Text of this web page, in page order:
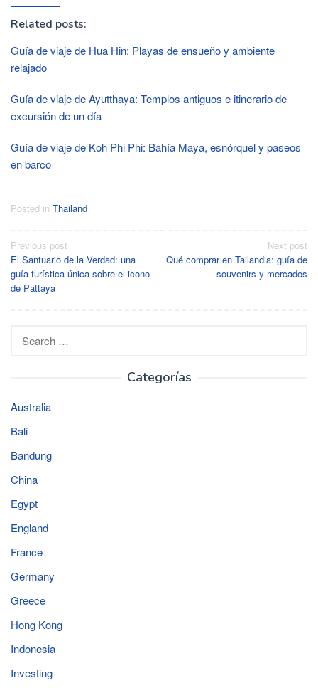
Related posts:
Guía de viaje de Hua Hin: Playas de ensueño y ambiente
relajado
Guía de viaje de Ayutthaya: Templos antiguos e itinerario de
excursión de un día
Guía de viaje de Koh Phi Phi: Bahía Maya, esnórquel y paseos
en barco
Posted in Thailand
Post
navigation
Previous post
El Santuario de la Verdad: una
guía turística única sobre el icono
de Pattaya
Next post
Qué comprar en Tailandia: guía de
souvenirs y mercados
for:
Categorías
Australia
Bali
Bandung
China
Egypt
England
France
Germany
Greece
Hong Kong
Indonesia
Investing